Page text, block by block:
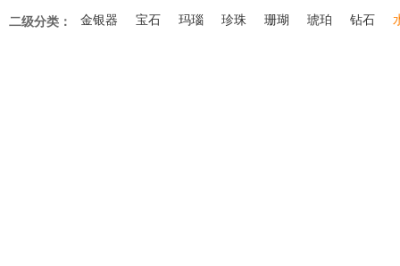
木器家具 微拍
二级分类： 金银器 宝石 玛瑙 珍珠 珊瑚 琥珀 钻石